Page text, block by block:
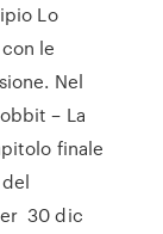
Lo
le
Nel
– La
finale
30 dic